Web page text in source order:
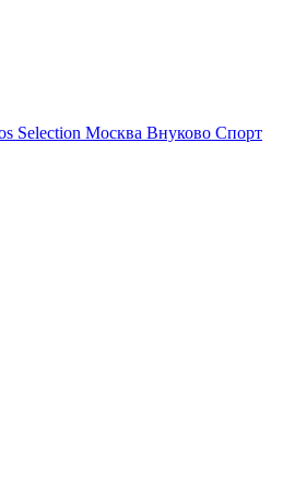
Selection Москва Внуково Спорт